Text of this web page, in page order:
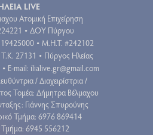
LIVE
Ατομική Επιχείρηση
• ΔΟΥ Πύργου
• Μ.Η.Τ. #242102
Τ.Κ. 27131 • Πύργος Ηλείας
• E-mail: ilialive.gr@gmail.com
/ Διαχειρίστρια /
Τομέα: Δήμητρα Βέλμαχου
Γιάννης Σπυρούνης
Τμήμα: 6976 869414
Τμήμα: 6945 556212